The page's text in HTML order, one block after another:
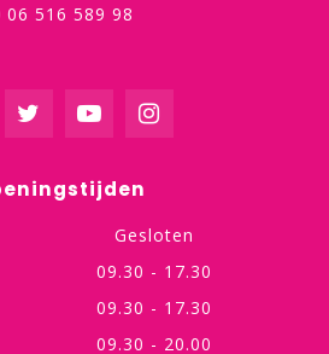
06 516 589 98
Gesloten
09.30 - 17.30
09.30 - 17.30
09.30 - 20.00